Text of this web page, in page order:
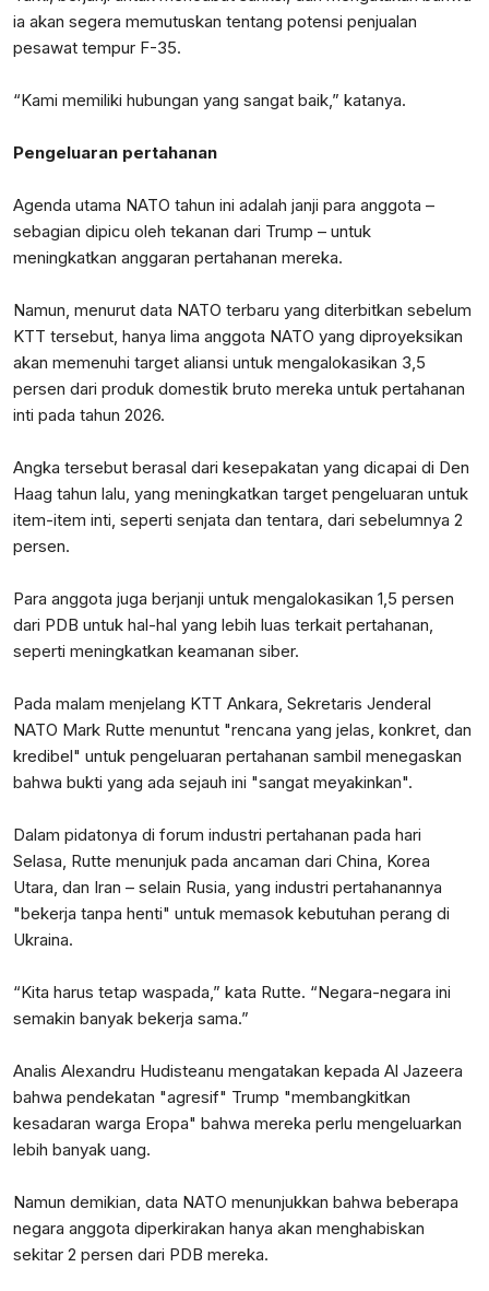
ia akan segera memutuskan tentang potensi penjualan
pesawat tempur F-35.
“Kami memiliki hubungan yang sangat baik,” katanya.
Pengeluaran pertahanan
Agenda utama NATO tahun ini adalah janji para anggota –
sebagian dipicu oleh tekanan dari Trump – untuk
meningkatkan anggaran pertahanan mereka.
Namun, menurut data NATO terbaru yang diterbitkan sebelum
KTT tersebut, hanya lima anggota NATO yang diproyeksikan
akan memenuhi target aliansi untuk mengalokasikan 3,5
persen dari produk domestik bruto mereka untuk pertahanan
inti pada tahun 2026.
Angka tersebut berasal dari kesepakatan yang dicapai di Den
Haag tahun lalu, yang meningkatkan target pengeluaran untuk
item-item inti, seperti senjata dan tentara, dari sebelumnya 2
persen.
Para anggota juga berjanji untuk mengalokasikan 1,5 persen
dari PDB untuk hal-hal yang lebih luas terkait pertahanan,
seperti meningkatkan keamanan siber.
Pada malam menjelang KTT Ankara, Sekretaris Jenderal
NATO Mark Rutte menuntut "rencana yang jelas, konkret, dan
kredibel" untuk pengeluaran pertahanan sambil menegaskan
bahwa bukti yang ada sejauh ini "sangat meyakinkan".
Dalam pidatonya di forum industri pertahanan pada hari
Selasa, Rutte menunjuk pada ancaman dari China, Korea
Utara, dan Iran – selain Rusia, yang industri pertahanannya
"bekerja tanpa henti" untuk memasok kebutuhan perang di
Ukraina.
“Kita harus tetap waspada,” kata Rutte. “Negara-negara ini
semakin banyak bekerja sama.”
Analis Alexandru Hudisteanu mengatakan kepada Al Jazeera
bahwa pendekatan "agresif" Trump "membangkitkan
kesadaran warga Eropa" bahwa mereka perlu mengeluarkan
lebih banyak uang.
Namun demikian, data NATO menunjukkan bahwa beberapa
negara anggota diperkirakan hanya akan menghabiskan
sekitar 2 persen dari PDB mereka.